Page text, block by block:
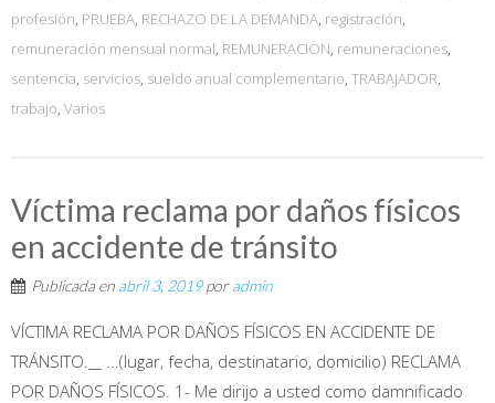
profesión, PRUEBA, RECHAZO DE LA DEMANDA, registración,
remuneración mensual normal, REMUNERACION, remuneraciones,
sentencia, servicios, sueldo anual complementario, TRABAJADOR,
trabajo, Varios
Víctima reclama por daños físicos
en accidente de tránsito
Publicada en abril 3, 2019poradmin
VÍCTIMA RECLAMA POR DAÑOS FÍSICOS EN ACCIDENTE DE
TRÁNSITO.__ ...(lugar, fecha, destinatario, domicilio) RECLAMA
POR DAÑOS FÍSICOS. 1- Me dirijo a usted como damnificado